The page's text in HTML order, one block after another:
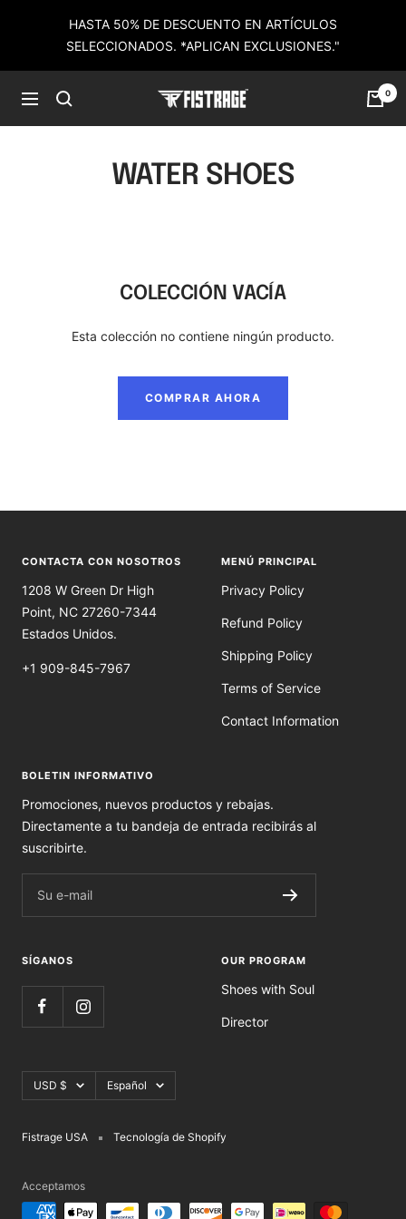
HASTA 50% DE DESCUENTO EN ARTÍCULOS
SELECCIONADOS. *APLICAN EXCLUSIONES."
Navigación
Fistrage
0
WATER SHOES
COLECCIÓN VACÍA
Esta colección no contiene ningún producto.
COMPRAR AHORA
CONTACTA CON NOSOTROS
1208 W Green Dr High
Point, NC 27260-7344
Estados Unidos.
+1 909-845-7967
MENÚ PRINCIPAL
Privacy Policy
Refund Policy
Shipping Policy
Terms of Service
Contact Information
BOLETIN INFORMATIVO
Promociones, nuevos productos y rebajas.
Directamente a tu bandeja de entrada recibirás al
suscribirte.
Su e-mail
SÍGANOS OUR PROGRAM
Shoes with Soul
Director
Moneda
USD $ Idioma
Español
Fistrage USA Tecnología de Shopify
Acceptamos